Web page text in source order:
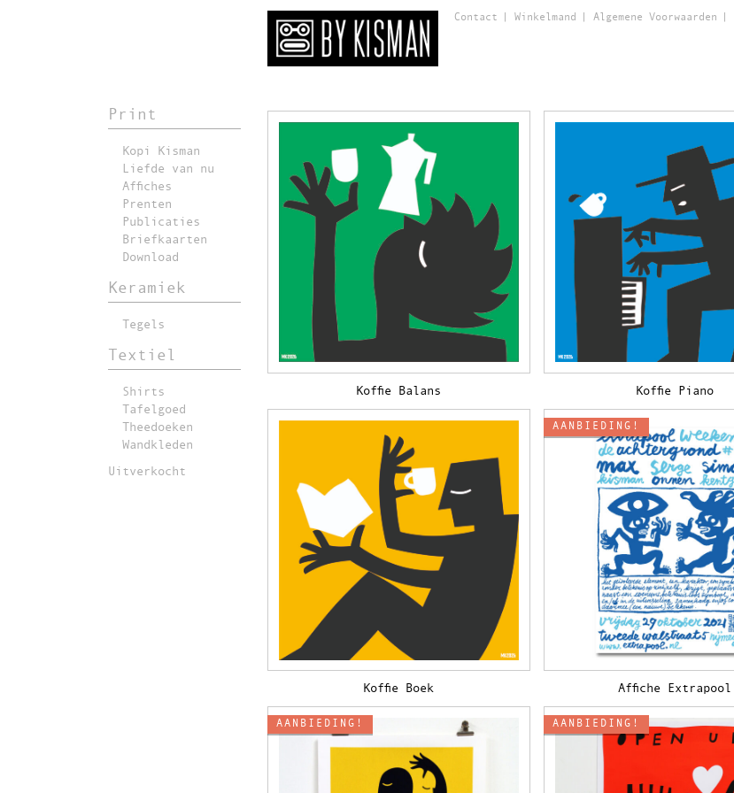
Contact Winkelmand Algemene Voorwaarden
Print
Kopi Kisman
Liefde van nu
Affiches
Prenten
Publicaties
Briefkaarten
Download
Keramiek
Tegels
Textiel
Shirts
Tafelgoed
Theedoeken
Wandkleden
Uitverkocht
Koffie Balans Koffie Piano
Koffie Boek
AANBIEDING!
Affiche Extrapool
AANBIEDING! AANBIEDING!